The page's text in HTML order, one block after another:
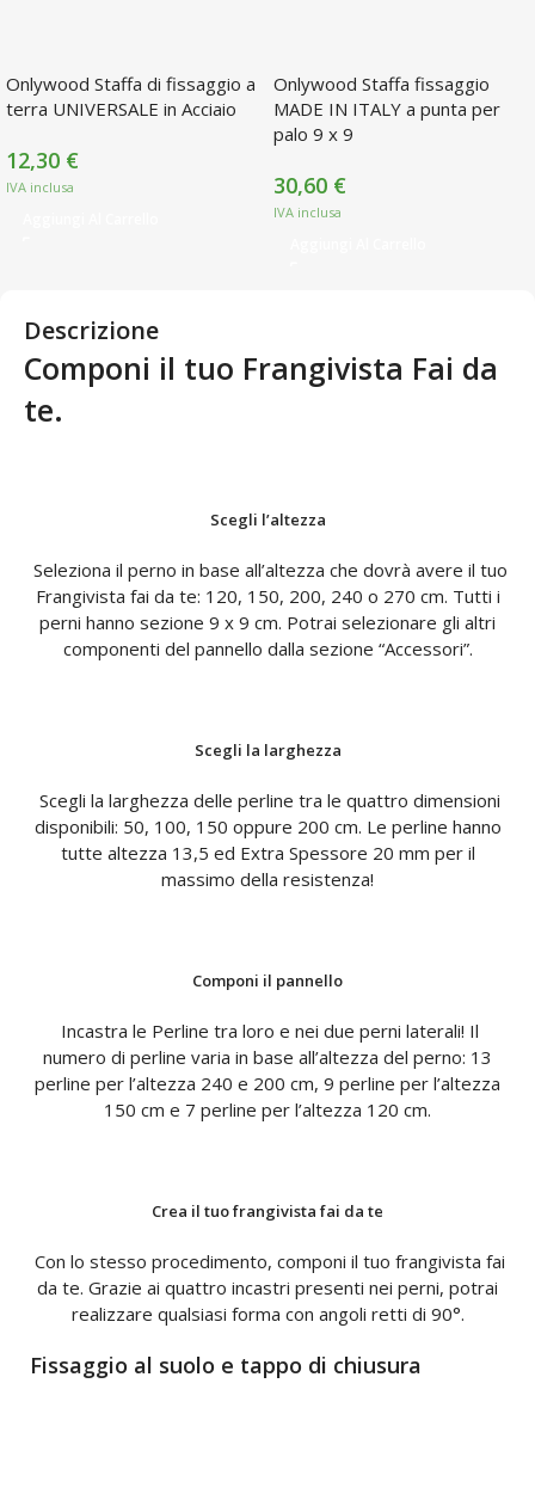
Onlywood Staffa di fissaggio a
terra UNIVERSALE in Acciaio
12,30 €
Onlywood Staffa fissaggio
MADE IN ITALY a punta per
palo 9 x 9
30,60 €
Descrizione
Componi il tuo Frangivista Fai da
te.
Scegli l’altezza
Seleziona il perno in base all’altezza che dovrà avere il tuo
Frangivista fai da te: 120, 150, 200, 240 o 270 cm. Tutti i
perni hanno sezione 9 x 9 cm. Potrai selezionare gli altri
componenti del pannello dalla sezione “Accessori”.
Scegli la larghezza
Scegli la larghezza delle perline tra le quattro dimensioni
disponibili: 50, 100, 150 oppure 200 cm. Le perline hanno
tutte altezza 13,5 ed Extra Spessore 20 mm per il
massimo della resistenza!
Componi il pannello
Incastra le Perline tra loro e nei due perni laterali! Il
numero di perline varia in base all’altezza del perno: 13
perline per l’altezza 240 e 200 cm, 9 perline per l’altezza
150 cm e 7 perline per l’altezza 120 cm.
Crea il tuo frangivista fai da te
Con lo stesso procedimento, componi il tuo frangivista fai
da te. Grazie ai quattro incastri presenti nei perni, potrai
realizzare qualsiasi forma con angoli retti di 90°.
Fissaggio al suolo e tappo di chiusura